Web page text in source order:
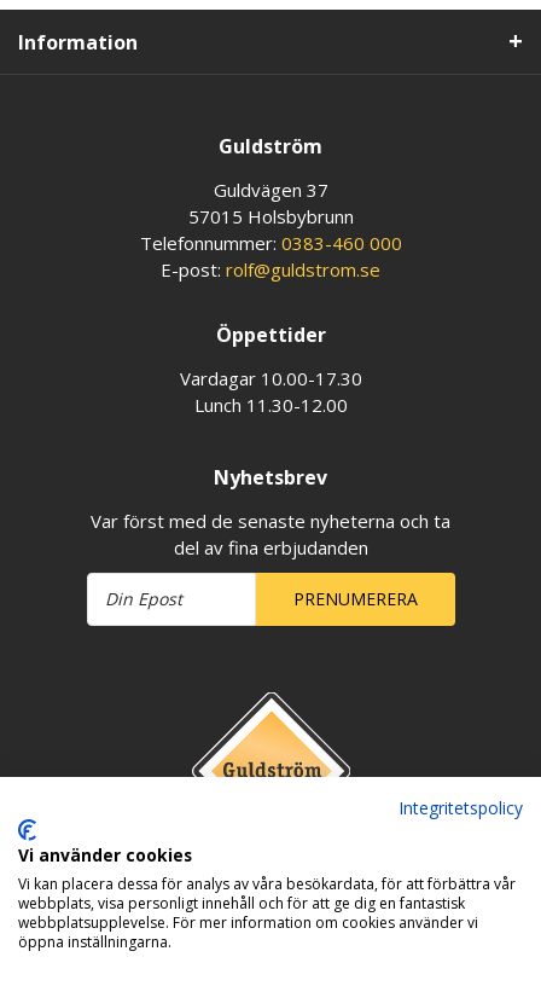
Information
Guldström
Guldvägen 37
57015 Holsbybrunn
Telefonnummer: 0383-460 000
E-post: rolf@guldstrom.se
Öppettider
Vardagar 10.00-17.30
Lunch 11.30-12.00
Nyhetsbrev
Var först med de senaste nyheterna och ta
del av fina erbjudanden
PRENUMERERA
Integritetspolicy
Vi använder cookies
Vi kan placera dessa för analys av våra besökardata, för att förbättra vår
webbplats, visa personligt innehåll och för att ge dig en fantastisk
webbplatsupplevelse. För mer information om cookies använder vi
öppna inställningarna.